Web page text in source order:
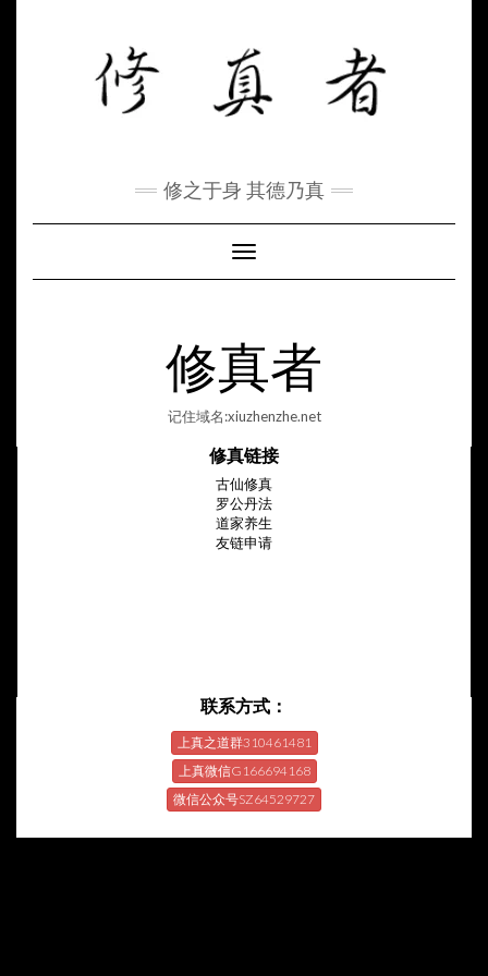
修之于身 其德乃真
Toggle Navigation
修真者
记住域名:xiuzhenzhe.net
修真链接
古仙修真
罗公丹法
道家养生
友链申请
联系方式：
上真之道群310461481
上真微信G166694168
微信公众号SZ64529727